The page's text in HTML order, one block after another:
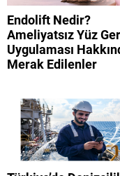
Endolift Nedir?
Ameliyatsız Yüz
Uygulaması
Merak Edilenler